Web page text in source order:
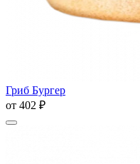
Гриб Бургер
от 402 ₽